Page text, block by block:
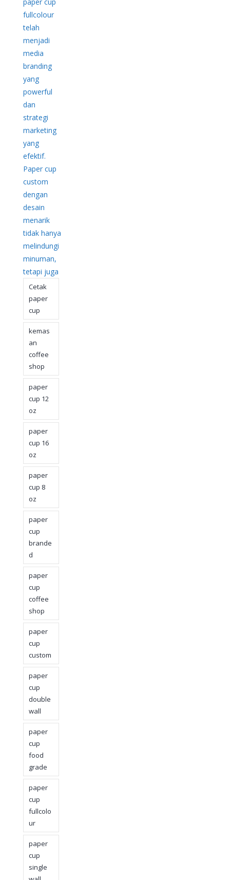
fullcolour
telah
menjadi
media
branding
yang
powerful
dan
strategi
marketing
yang
efektif.
Paper cup
custom
dengan
desain
menarik
tidak hanya
melindungi
minuman,
tetapi juga
Cetak
paper
cup
kemas
an
coffee
shop
paper
cup 12
oz
paper
cup 16
oz
paper
cup 8
oz
paper
cup
brande
d
paper
cup
coffee
shop
paper
cup
custom
paper
cup
double
wall
paper
cup
food
grade
paper
cup
fullcolo
ur
paper
cup
single